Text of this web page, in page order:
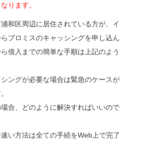
ります。
和区周辺に居住されている方が、イ
プロミスのキャッシングを申し込ん
借入までの簡単な手順は上記のよう
ングが必要な場合は緊急のケースが
合、どのように解決すればいいので
い方法は全ての手続をWeb上で完了